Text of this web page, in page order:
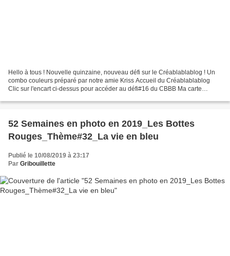
Hello à tous ! Nouvelle quinzaine, nouveau défi sur le Créablablablog ! Un
combo couleurs préparé par notre amie Kriss Accueil du Créablablablog
Clic sur l'encart ci-dessus pour accéder au défi#16 du CBBB Ma carte
52 Semaines en photo en 2019_Les Bottes
Rouges_Thème#32_La vie en bleu
Publié le 10/08/2019 à 23:17
Par Gribouillette